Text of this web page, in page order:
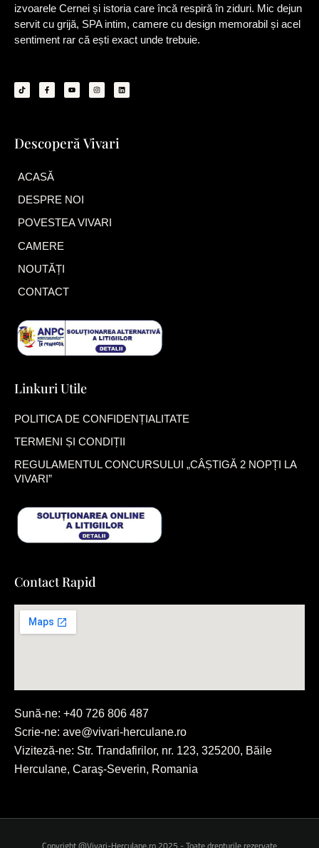
izvoarele Cernei și istoria care încă respiră în ziduri. Mic dejun
servit cu grijă, SPA intim, camere cu design memorabil și acel
sentiment rar că ești exact unde trebuie.
T
i
k
F
a
c
-
f
Y
o
u
I
n
s
m
L
i
n
Descoperă Vivari
ACASĂ
DESPRE NOI
POVESTEA VIVARI
CAMERE
NOUTĂȚI
CONTACT
Linkuri Utile
POLITICA DE CONFIDENȚIALITATE
TERMENI ȘI CONDIȚII
REGULAMENTUL CONCURSULUI „CÂȘTIGĂ 2 NOPȚI LA
VIVARI”
Contact Rapid
Sună-ne: +40 726 806 487
Scrie-ne: ave@vivari-herculane.ro
Viziteză-ne: Str. Trandafirilor, nr. 123, 325200, Băile
Herculane, Caraş-Severin, Romania